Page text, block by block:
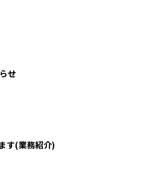
せ
す(業務紹介)